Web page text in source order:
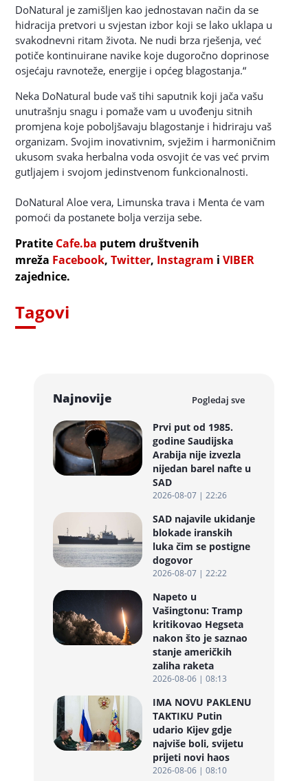
DoNatural je zamišljen kao jednostavan način da se
hidracija pretvori u svjestan izbor koji se lako uklapa u
svakodnevni ritam života. Ne nudi brza rješenja, već
potiče kontinuirane navike koje dugoročno doprinose
osjećaju ravnoteže, energije i općeg blagostanja.“
Neka DoNatural bude vaš tihi saputnik koji jača vašu
unutrašnju snagu i pomaže vam u uvođenju sitnih
promjena koje poboljšavaju blagostanje i hidriraju vaš
organizam. Svojim inovativnim, svježim i harmoničnim
ukusom svaka herbalna voda osvojit će vas već prvim
gutljajem i svojom jedinstvenom funkcionalnosti.
DoNatural Aloe vera, Limunska trava i Menta će vam
pomoći da postanete bolja verzija sebe.
Pratite Cafe.ba putem društvenih
mreža Facebook,Twitter, Instagram iVIBER
zajednice.
Tagovi
Najnovije Pogledaj sve
Prvi put od 1985.
godine Saudijska
Arabija nije izvezla
nijedan barel nafte u
SAD
2026-08-07 | 22:26
SAD najavile ukidanje
blokade iranskih
luka čim se postigne
dogovor
2026-08-07 | 22:22
Napeto u
Vašingtonu: Tramp
kritikovao Hegseta
nakon što je saznao
stanje američkih
zaliha raketa
2026-08-06 | 08:13
IMA NOVU PAKLENU
TAKTIKU Putin
udario Kijev gdje
najviše boli, svijetu
prijeti novi haos
2026-08-06 | 08:10